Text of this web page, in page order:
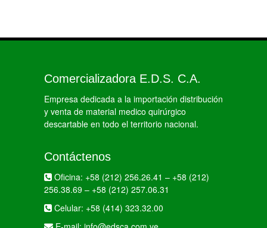
Comercializadora E.D.S. C.A.
Empresa dedicada a la importación distribución
y venta de material medico quirúrgico
descartable en todo el territorio nacional.
Contáctenos
Oficina: +58 (212) 256.26.41 – +58 (212)
256.38.69 – +58 (212) 257.06.31
Celular: +58 (414) 323.32.00